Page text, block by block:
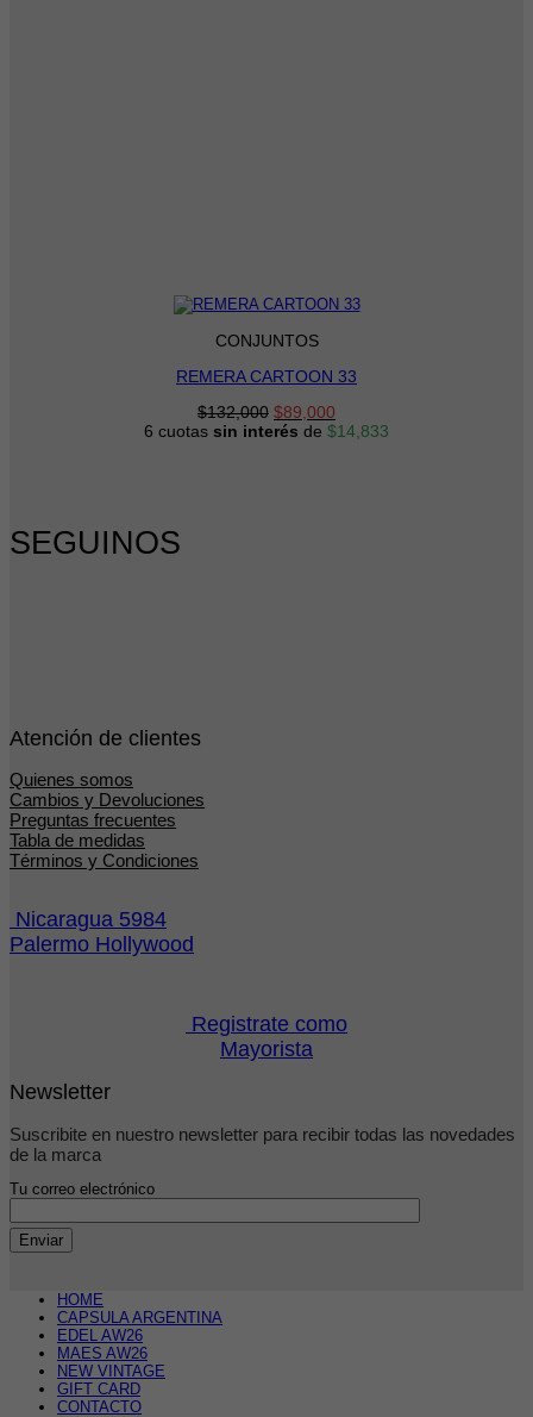
CONJUNTOS
REMERA CARTOON 33
$132,000 El
precio
$89,000
precio
6 cuotas sin interés de $14,833
SEGUINOS
Atención de clientes
Quienes somos
Cambios y Devoluciones
Preguntas frecuentes
Tabla de medidas
Términos y Condiciones
Nicaragua 5984
Palermo Hollywood
Registrate como
Mayorista
Newsletter
Suscribite en nuestro newsletter para recibir todas las novedades
de la marca
Tu correo electrónico
HOME
CAPSULA ARGENTINA
EDEL AW26
MAES AW26
NEW VINTAGE
GIFT CARD
CONTACTO